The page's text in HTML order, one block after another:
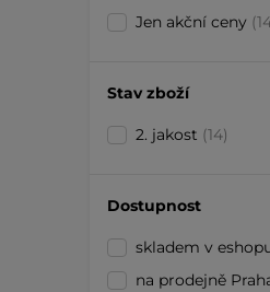
Jen akční ceny
Stav zboží
2. jakost (14)
Dostupnost
skladem v
na prodejně